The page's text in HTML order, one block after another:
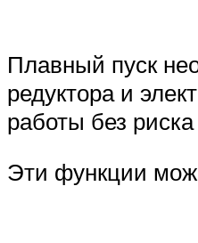
Плавный пуск
редуктора и
работы без
Эти функции